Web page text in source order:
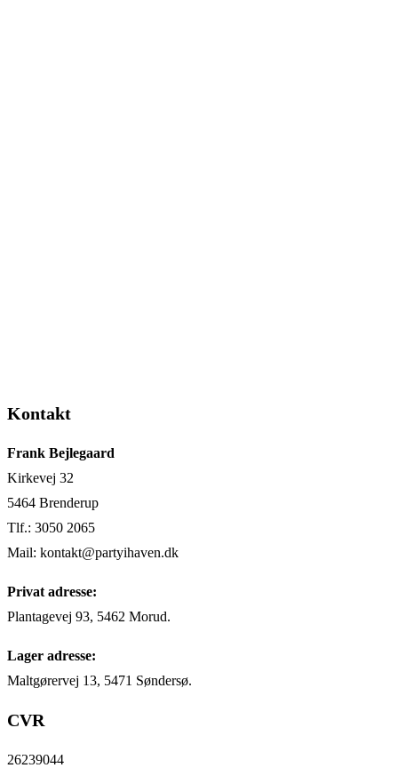
Kontakt
Frank Bejlegaard
Kirkevej 32
5464 Brenderup
Tlf.: 3050 2065
Mail: kontakt@partyihaven.dk
Privat adresse:
Plantagevej 93, 5462 Morud.
Lager adresse:
Maltgørervej 13, 5471 Søndersø.
CVR
26239044